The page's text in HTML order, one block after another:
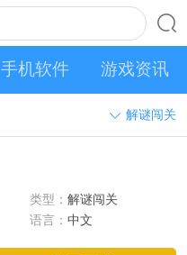
手机软件 游戏资讯
解谜闯关
类型：解谜闯关
语言：中文